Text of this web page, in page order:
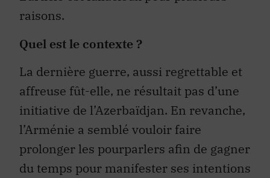
raisons.
Quel est le contexte ?
La dernière guerre, aussi regrettable et
affreuse fût-elle, ne résultait pas d’une
initiative de l’Azerbaïdjan. En revanche,
l’Arménie a semblé vouloir faire
prolonger les pourparlers afin de gagner
du temps pour manifester ses intentions